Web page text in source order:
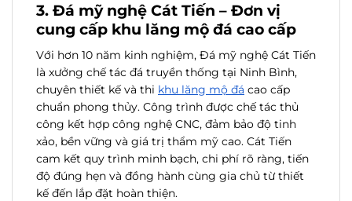
3. Đá mỹ nghệ Cát Tiến – Đơn vị
cung cấp khu lăng mộ đá cao cấp
Với hơn 10 năm kinh nghiệm, Đá mỹ nghệ Cát Tiến
là xưởng chế tác đá truyền thống tại Ninh Bình,
chuyên thiết kế và thi khu lăng mộ đá cao cấp
chuẩn phong thủy. Công trình được chế tác thủ
công kết hợp công nghệ CNC, đảm bảo độ tinh
xảo, bền vững và giá trị thẩm mỹ cao. Cát Tiến
cam kết quy trình minh bạch, chi phí rõ ràng, tiến
độ đúng hẹn và đồng hành cùng gia chủ từ thiết
kế đến lắp đặt hoàn thiện.